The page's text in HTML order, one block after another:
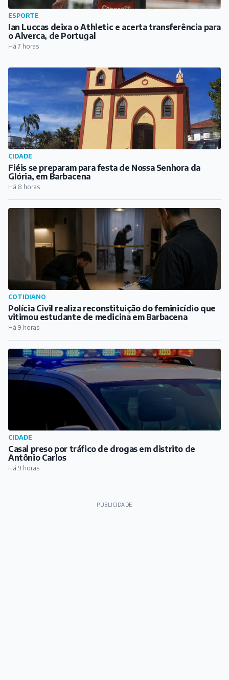
ESPORTE
Ian Luccas deixa o Athletic e acerta transferência para
o Alverca, de Portugal
Há 7 horas
CIDADE
Fiéis se preparam para festa de Nossa Senhora da
Glória, em Barbacena
Há 8 horas
COTIDIANO
Polícia Civil realiza reconstituição do feminicídio que
vitimou estudante de medicina em Barbacena
Há 9 horas
CIDADE
Casal preso por tráfico de drogas em distrito de
Antônio Carlos
Há 9 horas
PUBLICIDADE